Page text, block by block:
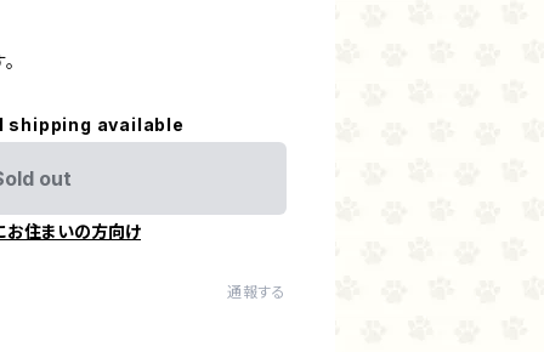
shipping available
out
お住まいの方向け
通報する